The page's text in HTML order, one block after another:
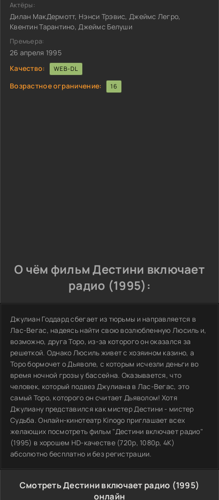
Актёры:
Дилан МакДермотт, Нэнси Трэвис, Джеймс Легро,
Квентин Тарантино, Джеймс Белуши
Премьера:
26 апреля 1995
Качество:
WEB-DL
Возрастное ограничение: 16
О чём фильм Дестини включает
радио (1995):
Джулиан Годдард сбегает из тюрьмы и направляется в
Лас-Вегас, надеясь найти свою возлюбленную Люсиль и,
возможно, друга Торо, из-за которого он оказался за
решеткой. Однако Люсиль живет с хозяином казино, а
Торо бормочет о Дьяволе, с которым исчезли деньги во
время ночной грозы у бассейна. Оказывается, что
человек, который подвез Джулиана в Лас-Вегас, это
самый Торо, которого он считает Дьяволом! Хотя
Джулиану представился как мистер Дестини - мистер
Судьба. Онлайн-кинотеатр Kinogo приглашает всех
желающих посмотреть фильм "Дестини включает радио"
(1995) в хорошем HD-качестве (720p, 1080p, 4K)
абсолютно бесплатно и без регистрации.
Смотреть Дестини включает радио (1995)
онлайн